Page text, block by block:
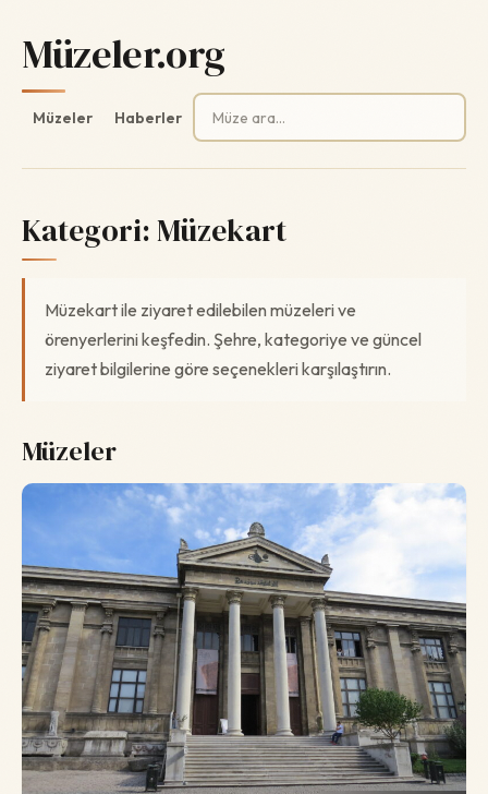
Müzeler.org
Müzeler Haberler
Arama:
Kategori:Müzekart
Müzekart ile ziyaret edilebilen müzeleri ve
örenyerlerini keşfedin. Şehre, kategoriye ve güncel
ziyaret bilgilerine göre seçenekleri karşılaştırın.
Müzeler